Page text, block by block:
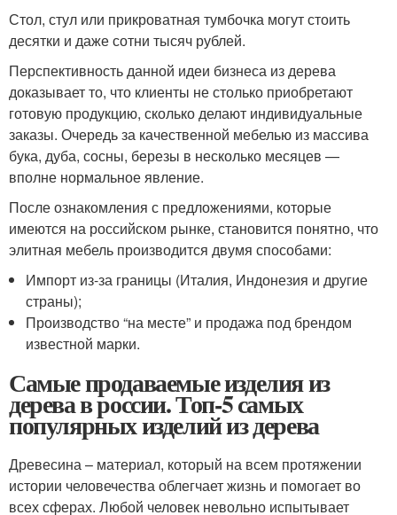
Стол, стул или прикроватная тумбочка могут стоить
десятки и даже сотни тысяч рублей.
Перспективность данной идеи бизнеса из дерева
доказывает то, что клиенты не столько приобретают
готовую продукцию, сколько делают индивидуальные
заказы. Очередь за качественной мебелью из массива
бука, дуба, сосны, березы в несколько месяцев —
вполне нормальное явление.
После ознакомления с предложениями, которые
имеются на российском рынке, становится понятно, что
элитная мебель производится двумя способами:
Импорт из-за границы (Италия, Индонезия и другие
страны);
Производство “на месте” и продажа под брендом
известной марки.
Самые продаваемые изделия из
дерева в россии. Топ-5 самых
популярных изделий из дерева
Древесина – материал, который на всем протяжении
истории человечества облегчает жизнь и помогает во
всех сферах. Любой человек невольно испытывает